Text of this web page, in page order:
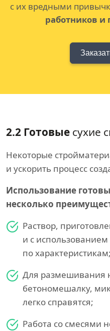
с их вредными
работников и
2.2 Готовые сухие
Некоторые
и ускорить процесс
Использование
несколько
Раствор,
и с
по характеристикам;
Для размешивания
бетономешалку,
легко справятся;
Работа со смесями